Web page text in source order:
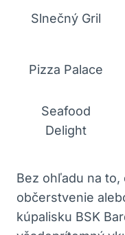
Slnečný Gril
Pizza Palace
Seafood
Delight
Bez ohľadu na
občerstvenie
kúpalisku BSK